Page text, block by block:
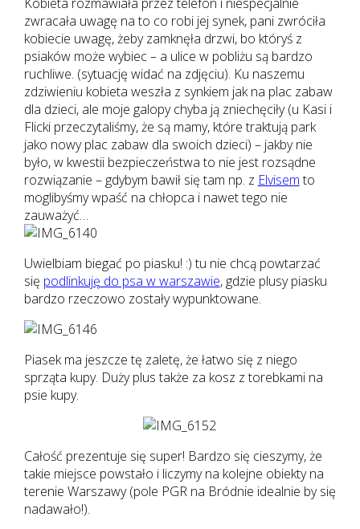
zwracała uwagę na to co robi jej synek, pani zwróciła
kobiecie uwagę, żeby zamknęła drzwi, bo któryś z
psiaków może wybiec – a ulice w pobliżu są bardzo
ruchliwe. (sytuację widać na zdjęciu). Ku naszemu
zdziwieniu kobieta weszła z synkiem jak na plac zabaw
dla dzieci, ale moje galopy chyba ją zniechęciły (u Kasi i
Flicki przeczytaliśmy, że są mamy, które traktują park
jako nowy plac zabaw dla swoich dzieci) – jakby nie
było, w kwestii bezpieczeństwa to nie jest rozsądne
rozwiązanie – gdybym bawił się tam np. z Elvisemto
moglibyśmy wpaść na chłopca i nawet tego nie
zauważyć…
Uwielbiam biegać po piasku! :) tu nie chcą powtarzać
się podlinkuję do psa w warszawie, gdzie plusy piasku
bardzo rzeczowo zostały wypunktowane.
Piasek ma jeszcze tę zaletę, że łatwo się z niego
sprząta kupy. Duży plus także za kosz z torebkami na
psie kupy.
Całość prezentuje się super! Bardzo się cieszymy, że
takie miejsce powstało i liczymy na kolejne obiekty na
terenie Warszawy (pole PGR na Bródnie idealnie by się
nadawało!).